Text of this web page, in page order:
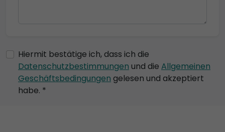
Hiermit bestätige ich, dass ich die
Datenschutzbestimmungen und die Allgemeinen
Geschäftsbedingungen gelesen und akzeptiert
habe. *